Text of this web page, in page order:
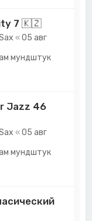
7 🇰🇿
«05 авг
мундштук
Jazz 46
«05 авг
мундштук